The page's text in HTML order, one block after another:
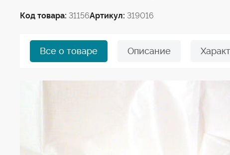
Код товара: 31156Артикул: 319016
Все о товаре Описание